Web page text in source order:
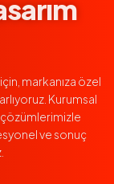
markanıza özel
Kurumsal
ve sonuç
işletmenizin
odaklı
uyumlu ve
rekabette